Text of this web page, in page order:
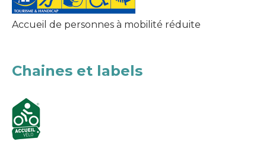
Accueil de personnes à mobilité réduite
Chaines et labels